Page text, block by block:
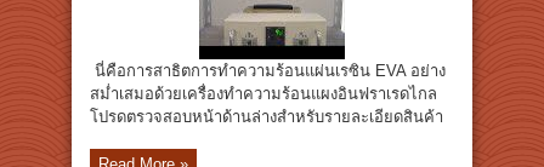
นี่คือการสาธิตการทำความร้อนแผ่นเรซิน EVA อย่าง
สม่ำเสมอด้วยเครื่องทำความร้อนแผงอินฟราเรดไกล
โปรดตรวจสอบหน้าด้านล่างสำหรับรายละเอียดสินค้า